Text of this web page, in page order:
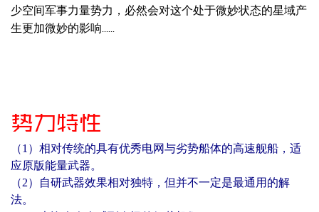
少空间军事力量势力，必然会对这个处于微妙状态的星域产
生更加微妙的影响......
势力特性
（1）相对传统的具有优秀电网与劣势船体的高速舰船，适
应原版能量武器。
（2）自研武器效果相对独特，但并不一定是最通用的解
法。